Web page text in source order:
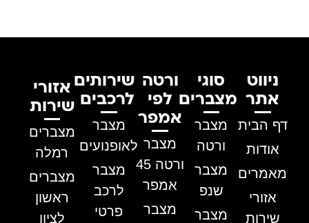
ניווט
אתר
דף הבית
אודות
מאמרים
אזורי
שירות
סוגי
מצברים
מצבר
ורטה
מצבר
שנפ
מצבר
ורטה
לפי
אמפר
מצבר
ורטה 45
אמפר
מצבר
שירותים
לרכבים
מצבר
לאופנועים
מצבר
לרכב
פרטי
אזורי
שירות
מצברים
רמלה
מצברים
ראשון
לציון